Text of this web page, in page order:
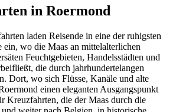
in Roermond
laden Reisende in eine der ruhigsten
ein, wo die Maas an mittelalterlichen
Feuchtgebieten, Handelsstädten und
die durch jahrhundertelangen
Dort, wo sich Flüsse, Kanäle und alte
einen eleganten Ausgangspunkt
Kreuzfahrten, die der Maas durch die